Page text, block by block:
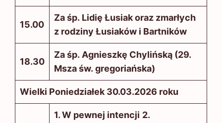
15.00
Za śp. Lidię Łusiak oraz zmarłych
z rodziny Łusiaków i Bartników
18.30
Za śp. Agnieszkę Chylińską (29.
Msza św. gregoriańska)
Wielki Poniedziałek 30.03.2026 roku
1. W pewnej intencji 2.